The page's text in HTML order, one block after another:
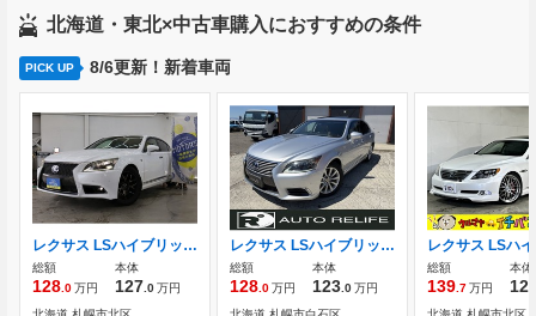
北海道・東北×中古車購入におすすめの条件
PICK UP 8/6更新！新着車両
レクサス LSハイブリッド 600h Fスポーツ 4WD 自社分割/サンルーフ/Fスポーツ専用本革シ
総額
128 .0万円
本体
127 .0万円
レクサス LSハイブリッド 600h バージョンC Iパッケージ 4WD ムーンルーフ パワーランクリッド
総額
128 .0万円
本体
123 .0万円
総額
139 .7万円
本体